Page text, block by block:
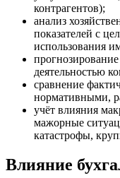
контрагентов);
анализ
показателей с
использования
деятельностью
сравнение
нормативными,
учёт влияния
мажорные
катастрофы,
Влияние